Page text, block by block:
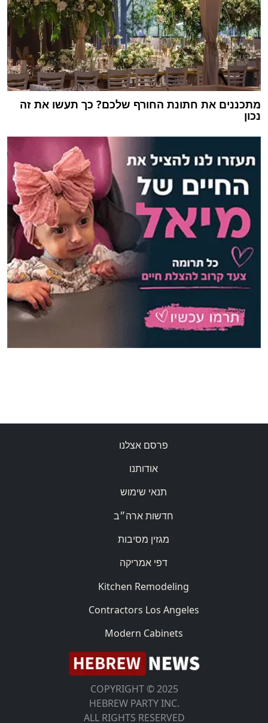
מתכננים את חתונת החורף שלכם? כך תעשו את זה
נכון
פרסם אצלנו
אודותנו
תנאי שימוש
חדשות ארה״ב
מגזין מסיבות
דפי אמריקה
Kitchen Remodeling
Contractors Los Angeles
Modern Cabinets
COPYRIGHT © 2025
HEBREW PARTY INC.
ALL RIGHTS RESERVED